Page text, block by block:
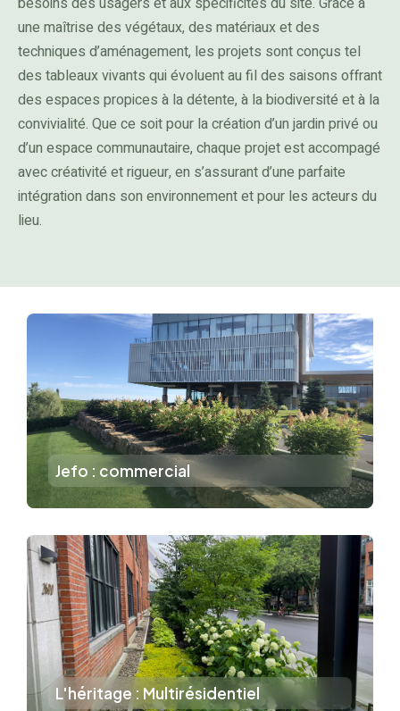
une maîtrise des végétaux, des matériaux et des
techniques d’aménagement, les projets sont conçus tel
des tableaux vivants qui évoluent au fil des saisons offrant
des espaces propices à la détente, à la biodiversité et à la
convivialité. Que ce soit pour la création d’un jardin privé ou
d’un espace communautaire, chaque projet est accompagé
avec créativité et rigueur, en s’assurant d’une parfaite
intégration dans son environnement et pour les acteurs du
lieu.
Jefo : commercial
L'héritage : Multirésidentiel